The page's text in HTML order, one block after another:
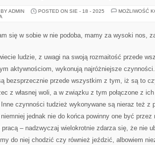
ADMIN POSTED ON SIE - 18 - 2025
MOŻLIWOŚĆ
się w sobie w nie podoba, mamy za wysoki nos,
ludzie, z uwagi na swoją rozmaitość przede
aktywnościom, wykonują najróżniejsze
bezsprzecznie przede wszystkim z tym, iż są to
z własnej woli, a w związku z tym połączone z
czynności tudzież wykonywane są nieraz też z
jednak nie do końca powinny one być przez
– nadzwyczaj wielokrotnie zdarza się, że nie
do niej chodzić czy również jeździć, albowiem